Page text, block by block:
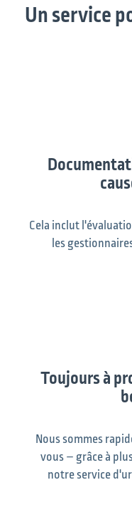
Un service
Cela inclut
les
Toujours à
Nous sommes
vous – grâce à
notre service